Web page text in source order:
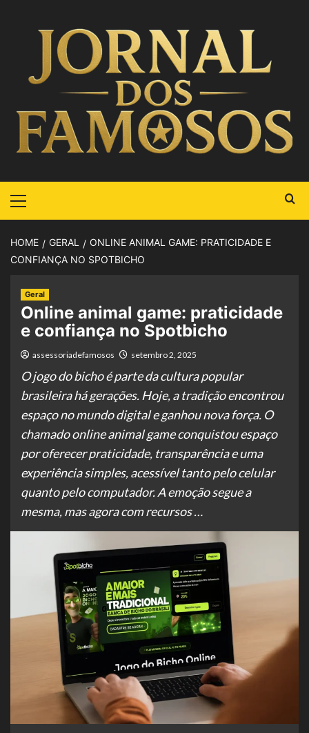
HOME GERAL
ONLINE ANIMAL GAME: PRATICIDADE E
CONFIANÇA NO SPOTBICHO
Geral
Online animal game: praticidade
e confiança no Spotbicho
assessoriadefamosos setembro 2, 2025
O jogo do bicho é parte da cultura popular
brasileira há gerações. Hoje, a tradição encontrou
espaço no mundo digital e ganhou nova força. O
chamado online animal game conquistou espaço
por oferecer praticidade, transparência e uma
experiência simples, acessível tanto pelo celular
quanto pelo computador. A emoção segue a
mesma, mas agora com recursos …